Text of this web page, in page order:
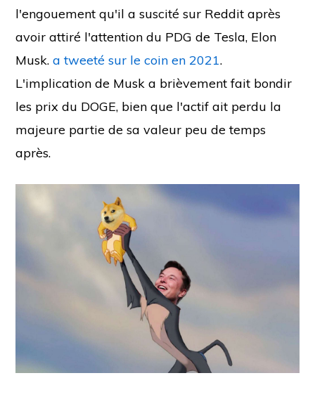
l'engouement qu'il a suscité sur Reddit après
avoir attiré l'attention du PDG de Tesla, Elon
Musk.a tweeté sur le coin en 2021.
L'implication de Musk a brièvement fait bondir
les prix du DOGE, bien que l'actif ait perdu la
majeure partie de sa valeur peu de temps
après.